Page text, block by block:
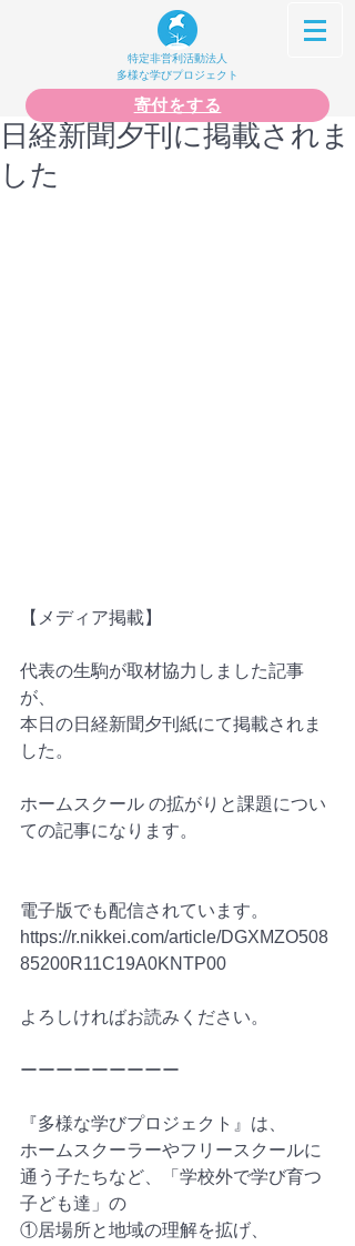
特定非営利活動法人
多様な学びプロジェクト
寄付をする
日経新聞夕刊に掲載されま
した
【メディア掲載】
代表の生駒が取材協力しました記事
が、
本日の日経新聞夕刊紙にて掲載されま
した。
ホームスクール の拡がりと課題につい
ての記事になります。
電子版でも配信されています。
https://r.nikkei.com/article/DGXMZO508
85200R11C19A0KNTP00
よろしければお読みください。
ーーーーーーーーー
『多様な学びプロジェクト』は、
ホームスクーラーやフリースクールに
通う子たちなど、「学校外で学び育つ
子ども達」の
①居場所と地域の理解を拡げ、